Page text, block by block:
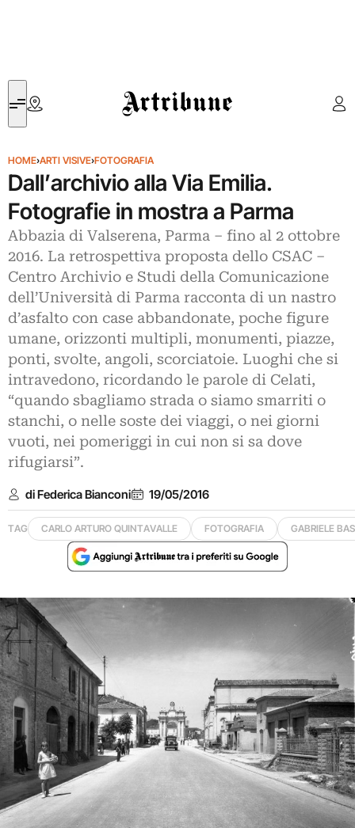
Artribune
HOME›ARTI VISIVE›FOTOGRAFIA
Dall’archivio alla Via Emilia.
Fotografie in mostra a Parma
Abbazia di Valserena, Parma – fino al 2 ottobre
2016. La retrospettiva proposta dello CSAC –
Centro Archivio e Studi della Comunicazione
dell’Università di Parma racconta di un nastro
d’asfalto con case abbandonate, poche figure
umane, orizzonti multipli, monumenti, piazze,
ponti, svolte, angoli, scorciatoie. Luoghi che si
intravedono, ricordando le parole di Celati,
“quando sbagliamo strada o siamo smarriti o
stanchi, o nelle soste dei viaggi, o nei giorni
vuoti, nei pomeriggi in cui non si sa dove
rifugiarsi”.
di Federica Bianconi 19/05/2016
TAG CARLO ARTURO QUINTAVALLE FOTOGRAFIA GABRIELE